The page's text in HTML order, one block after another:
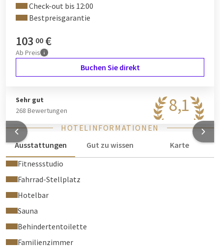
Check-out bis 12:00
Bestpreisgarantie
103 00 €
Ab Preis
Buchen Sie direkt
8,1
Sehr gut
268 Bewertungen
HOTELINFORMATIONEN
Ausstattungen
Gut zu wissen
Karte
Fitnessstudio
Fahrrad-Stellplatz
Hotelbar
Sauna
Behindertentoilette
Familienzimmer